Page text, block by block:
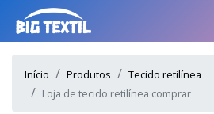
Início Produtos
Tecido retilínea
Loja de tecido retilínea comprar